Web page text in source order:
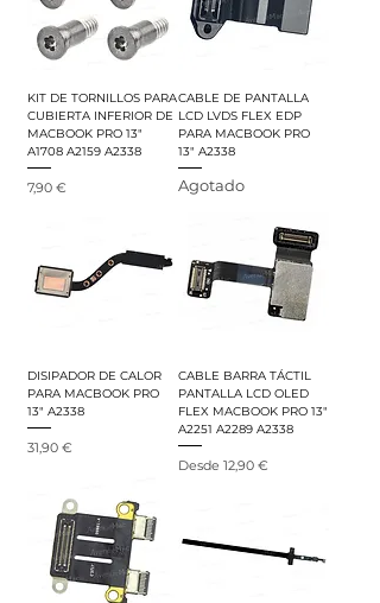
KIT DE TORNILLOS PARA
CUBIERTA INFERIOR DE
MACBOOK PRO 13"
A1708 A2159 A2338
Precio
7,90 €
CABLE DE PANTALLA
LCD LVDS FLEX EDP
PARA MACBOOK PRO
13" A2338
Agotado
DISIPADOR DE CALOR
PARA MACBOOK PRO
13" A2338
Precio
31,90 €
CABLE BARRA TÁCTIL
PANTALLA LCD OLED
FLEX MACBOOK PRO 13"
A2251 A2289 A2338
Desde 12,90 €
Precio de oferta